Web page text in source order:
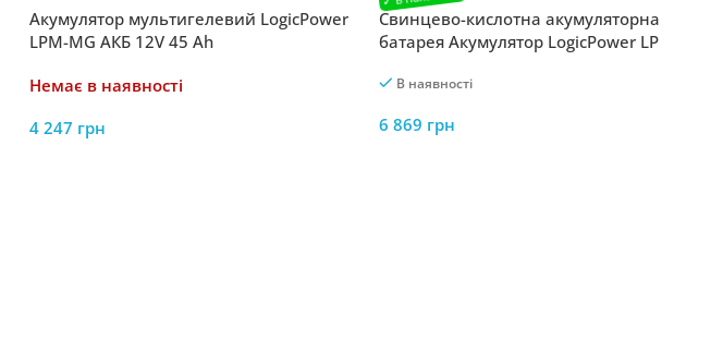
Акумулятор мультигелевий LogicPower
LPM-MG АКБ 12V 45 Ah
Немає в наявності
4 247 грн
Свинцево-кислотна акумуляторна
батарея Акумулятор LogicPower LP
В наявності
6 869 грн